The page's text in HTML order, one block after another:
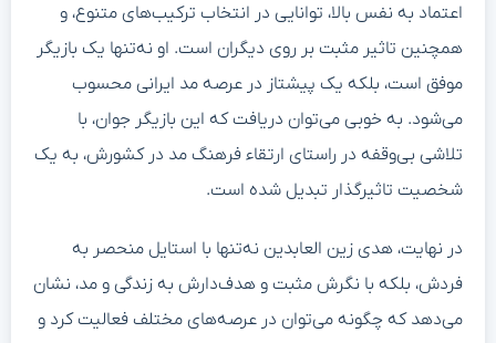
اعتماد به نفس بالا، توانایی در انتخاب ترکیب‌های متنوع، و
همچنین تاثیر مثبت بر روی دیگران است. او نه‌تنها یک بازیگر
موفق است، بلکه یک پیشتاز در عرصه مد ایرانی محسوب
می‌شود. به خوبی می‌توان دریافت که این بازیگر جوان، با
تلاشی بی‌وقفه در راستای ارتقاء فرهنگ مد در کشورش، به یک
شخصیت تاثیرگذار تبدیل شده است.
در نهایت، هدی زین العابدین نه‌تنها با استایل منحصر به
فردش، بلکه با نگرش مثبت و هدف‌دارش به زندگی و مد، نشان
می‌دهد که چگونه می‌توان در عرصه‌های مختلف فعالیت کرد و